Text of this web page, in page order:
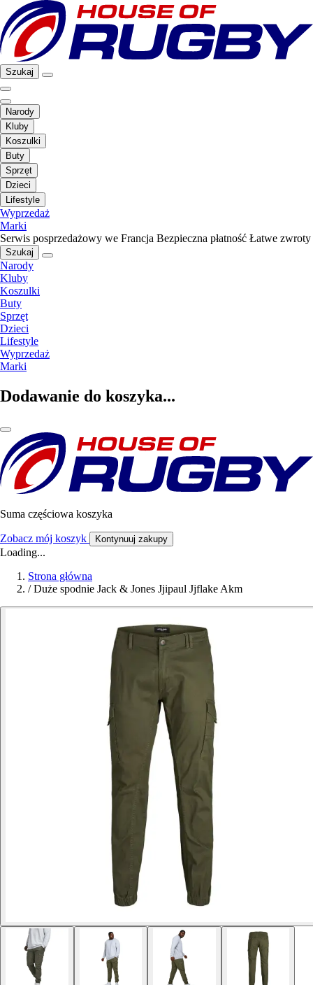
Szukaj
Narody
Kluby
Koszulki
Buty
Sprzęt
Dzieci
Lifestyle
Wyprzedaż
Marki
Serwis posprzedażowy we Francja Bezpieczna płatność Łatwe zwroty
Szukaj
Narody
Kluby
Koszulki
Buty
Sprzęt
Dzieci
Lifestyle
Wyprzedaż
Marki
Dodawanie do koszyka...
Suma częściowa koszyka
Zobacz mój koszyk Kontynuuj zakupy
Loading...
Strona główna
/ Duże spodnie Jack & Jones Jjipaul Jjflake Akm